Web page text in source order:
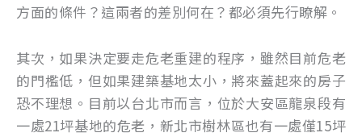
方面的條件？這兩者的差別何在？都必須先行瞭解。
其次，如果決定要走危老重建的程序，雖然目前危老
的門檻低，但如果建築基地太小，將來蓋起來的房子
恐不理想。目前以台北市而言，位於大安區龍泉段有
一處21坪基地的危老，新北市樹林區也有一處僅15坪